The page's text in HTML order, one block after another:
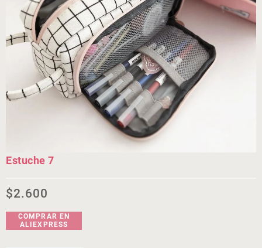
Estuche 7
$2.600
COMPRAR EN
ALIEXPRESS